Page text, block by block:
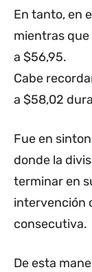
En tanto, en
mientras
a $56,95.
Cabe
a $58,02
Fue en
donde la
terminar en
intervención
consecutiva.
De esta